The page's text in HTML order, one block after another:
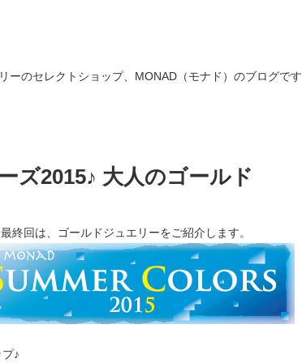
ーのセレクトショップ、MONAD（モナド）のブログです
ズ2015♪ 大人のゴールド
最終回は、ゴールドジュエリーをご紹介します。
♪